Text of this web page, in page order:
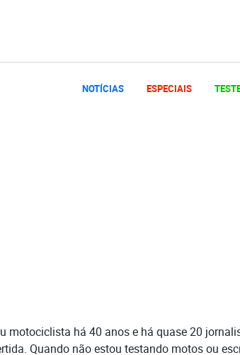
NOTÍCIAS ESPECIAIS
motociclista há 40 anos e há quase 20
Quando não estou testando motos ou